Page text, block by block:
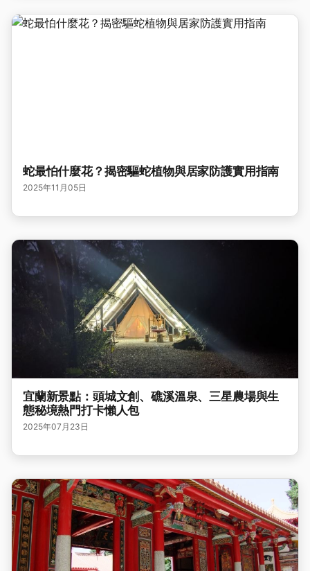
蛇最怕什麼花？揭密驅蛇植物與居家防護實用指南
2025年11月05日
宜蘭新景點：頭城文創、礁溪溫泉、三星農場與生
態秘境熱門打卡懶人包
2025年07月23日